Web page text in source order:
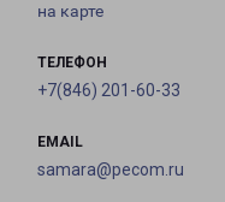
на карте
ТЕЛЕФОН
+7(846) 201-60-33
EMAIL
samara@pecom.ru